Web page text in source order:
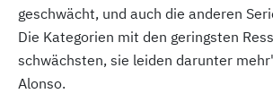
geschwächt, und auch die anderen
Die Kategorien mit den geringsten
schwächsten, sie leiden darunter
Alonso.